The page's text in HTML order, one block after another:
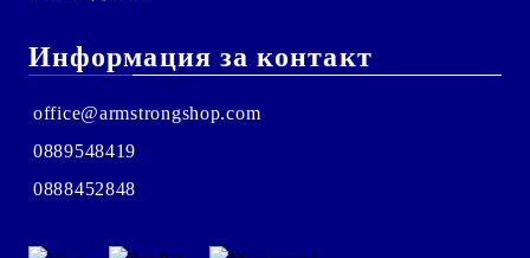
Информация за контакт
office@armstrongshop.com
0889548419
0888452848